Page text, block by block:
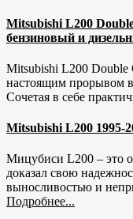
Mitsubishi L200
бензиновый и
Mitsubishi L200 Double
настоящим прорывом
Сочетая в себе
Mitsubishi L200 1995-
Мицубиси L200 – это
доказал свою
выносливостью и
Подробнее...